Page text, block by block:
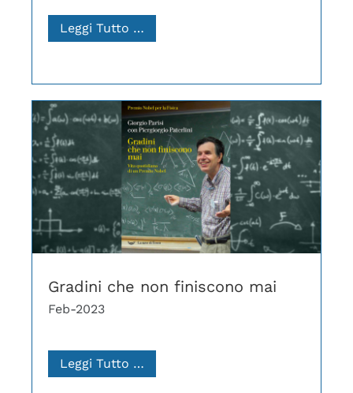
Leggi Tutto …
Gradini che non finiscono mai
Feb-2023
Leggi Tutto …